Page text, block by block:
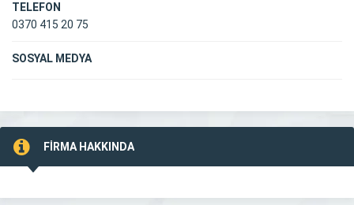
TELEFON
0370 415 20 75
SOSYAL MEDYA
FİRMA HAKKINDA